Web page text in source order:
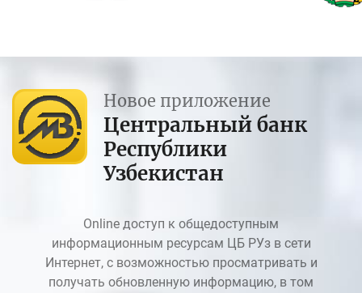
Новое приложение
Центральный банк
Республики
Узбекистан
Online доступ к общедоступным
информационным ресурсам ЦБ РУз в сети
Интернет, с возможностью просматривать и
получать обновленную информацию, в том